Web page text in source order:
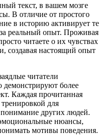
текст, в вашем мозге
В отличие от простого
в историю активирует те
реальный опыт. Проживая
читаете о их чувствах
создавая настоящий опыт
читатели
демонстрируют более
Каждая прочитанная
для
других людей.
нюансы,
мотивы поведения.